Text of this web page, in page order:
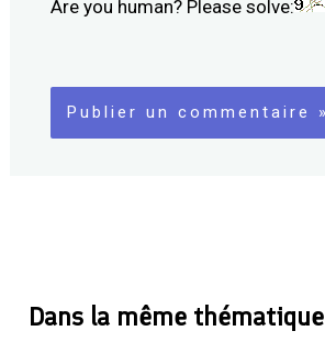
Are you human? Please solve:
Dans la même thématique